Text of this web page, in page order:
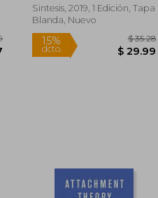
$ 47.79
$ 28.67
Sintesis, 2019, 1 Edición, Tapa
Blanda, Nuevo
15%
dcto.